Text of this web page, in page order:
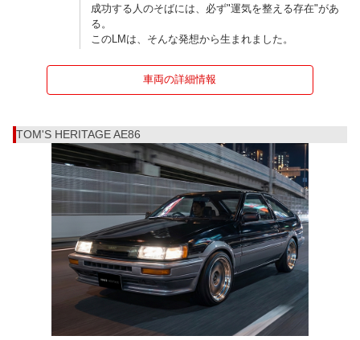
成功する人のそばには、必ず"運気を整える存在"があ
る。
このLMは、そんな発想から生まれました。
車両の詳細情報
TOM'S HERITAGE AE86